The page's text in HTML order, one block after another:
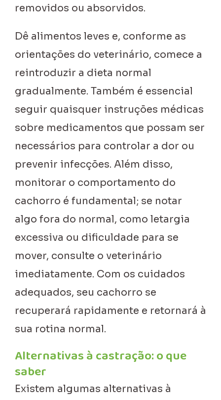
removidos ou absorvidos.
Dê alimentos leves e, conforme as
orientações do veterinário, comece a
reintroduzir a dieta normal
gradualmente. Também é essencial
seguir quaisquer instruções médicas
sobre medicamentos que possam ser
necessários para controlar a dor ou
prevenir infecções. Além disso,
monitorar o comportamento do
cachorro é fundamental; se notar
algo fora do normal, como letargia
excessiva ou dificuldade para se
mover, consulte o veterinário
imediatamente. Com os cuidados
adequados, seu cachorro se
recuperará rapidamente e retornará à
sua rotina normal.
Alternativas à castração: o que
saber
Existem algumas alternativas à